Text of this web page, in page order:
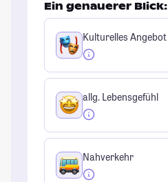
Ein genauerer Blick:
Kulturelles Angebot
allg. Lebensgefühl
Nahverkehr